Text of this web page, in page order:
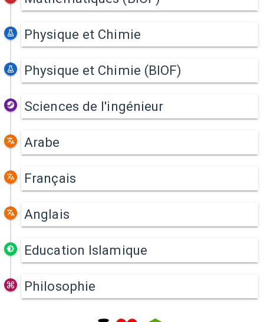
Physique et Chimie
Physique et Chimie (BIOF)
Sciences de l'ingénieur
Arabe
Français
Anglais
Education Islamique
Philosophie